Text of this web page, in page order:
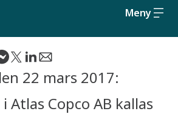
Meny
AB
22 mars 2017:
Atlas Copco AB kallas